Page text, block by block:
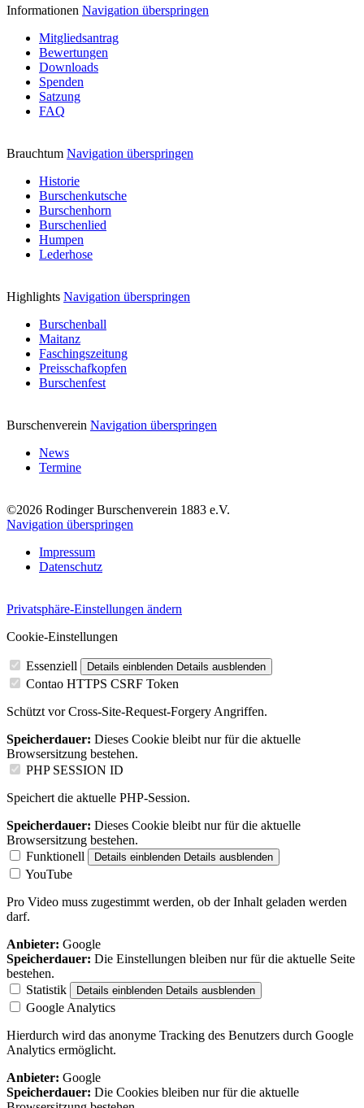
Informationen Navigation überspringen
Mitgliedsantrag
Bewertungen
Downloads
Spenden
Satzung
FAQ
Brauchtum Navigation überspringen
Historie
Burschenkutsche
Burschenhorn
Burschenlied
Humpen
Lederhose
Highlights Navigation überspringen
Burschenball
Maitanz
Faschingszeitung
Preisschafkopfen
Burschenfest
Burschenverein Navigation überspringen
News
Termine
©2026 Rodinger Burschenverein 1883 e.V.
Navigation überspringen
Impressum
Datenschutz
Privatsphäre-Einstellungen ändern
Cookie-Einstellungen
Essenziell Details einblenden Details ausblenden
Contao HTTPS CSRF Token
Schützt vor Cross-Site-Request-Forgery Angriffen.
Speicherdauer: Dieses Cookie bleibt nur für die aktuelle
Browsersitzung bestehen.
PHP SESSION ID
Speichert die aktuelle PHP-Session.
Speicherdauer: Dieses Cookie bleibt nur für die aktuelle
Browsersitzung bestehen.
Funktionell
Details einblenden Details ausblenden
YouTube
Pro Video muss zugestimmt werden, ob der Inhalt geladen werden
darf.
Anbieter: Google
Speicherdauer: Die Einstellungen bleiben nur für die aktuelle Seite
bestehen.
Statistik
Details einblenden Details ausblenden
Google Analytics
Hierdurch wird das anonyme Tracking des Benutzers durch Google
Analytics ermöglicht.
Anbieter: Google
Speicherdauer: Die Cookies bleiben nur für die aktuelle